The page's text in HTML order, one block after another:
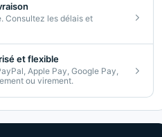
Consultez les délais et
et flexible
Apple Pay, Google Pay,
ou virement.